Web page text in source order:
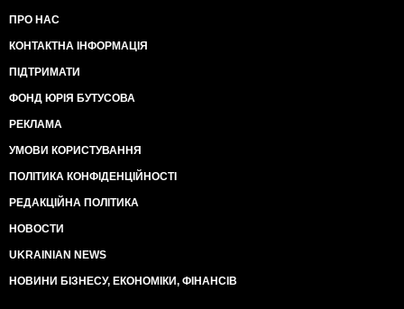
ПРО НАС
КОНТАКТНА ІНФОРМАЦІЯ
ПІДТРИМАТИ
ФОНД ЮРІЯ БУТУСОВА
РЕКЛАМА
УМОВИ КОРИСТУВАННЯ
ПОЛІТИКА КОНФІДЕНЦІЙНОСТІ
РЕДАКЦІЙНА ПОЛІТИКА
НОВОСТИ
UKRAINIAN NEWS
НОВИНИ БІЗНЕСУ, ЕКОНОМІКИ, ФІНАНСІВ